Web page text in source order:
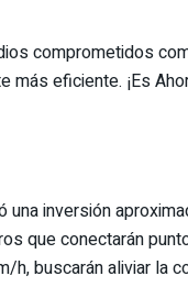
comprometidos
eficiente. ¡Es
una inversión
que conectarán
buscarán aliviar la